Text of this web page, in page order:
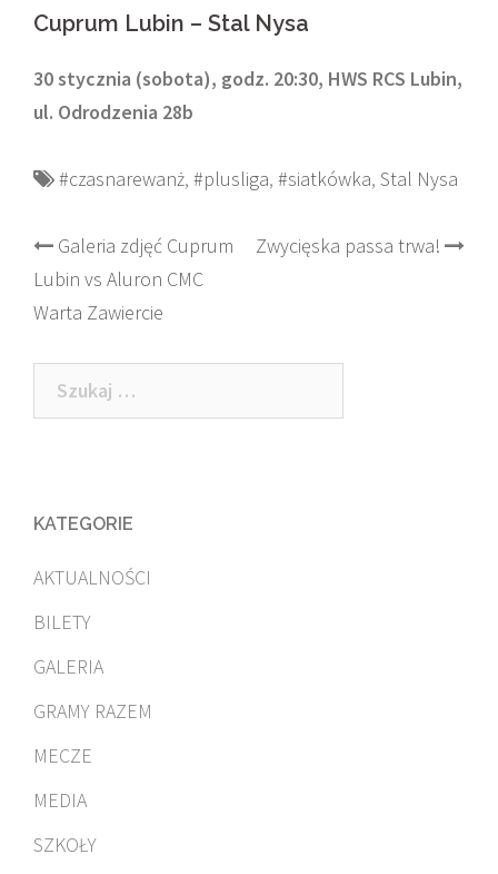
Cuprum Lubin – Stal Nysa
30 stycznia (sobota), godz. 20:30, HWS RCS Lubin,
ul. Odrodzenia 28b
#czasnarewanż, #plusliga, #siatkówka, Stal Nysa
Post
navigation
Galeria zdjęć Cuprum
Lubin vs Aluron CMC
Warta Zawiercie
Zwycięska passa trwa!
Szukaj:
KATEGORIE
AKTUALNOŚCI
BILETY
GALERIA
GRAMY RAZEM
MECZE
MEDIA
SZKOŁY